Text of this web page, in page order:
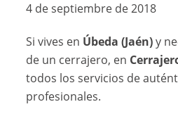
4 de septiembre de 2018
Si vives en Úbeda (Jaén)y
de un cerrajero, en
todos los servicios de
profesionales.